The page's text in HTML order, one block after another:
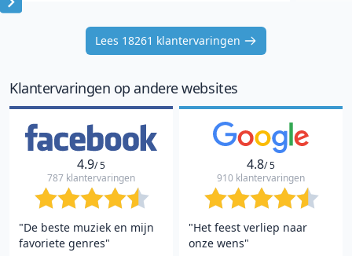
Item
Lees 18261 klantervaringen
Klantervaringen op andere websites
4.9/ 5
787 klantervaringen
"De beste muziek en mijn
favoriete genres"
4.8/ 5
910 klantervaringen
"Het feest verliep naar
onze wens"